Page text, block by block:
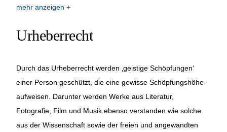
mehr anzeigen
Urheberrecht
Durch das Urheberrecht werden ‚geistige Schöpfungen‘
einer Person geschützt, die eine gewisse Schöpfungshöhe
aufweisen. Darunter werden Werke aus Literatur,
Fotografie, Film und Musik ebenso verstanden wie solche
aus der Wissenschaft sowie der freien und angewandten